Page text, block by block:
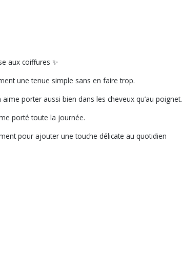
aux coiffures ✨
une tenue simple sans en faire trop.
porter aussi bien dans les cheveux qu’au poignet.
porté toute la journée.
pour ajouter une touche délicate au quotidien